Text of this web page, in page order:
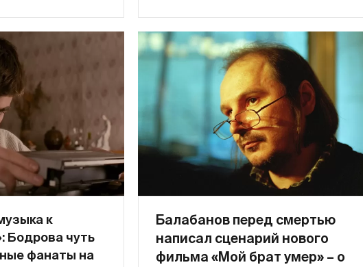
к
Бодрова чуть
фанаты на
Балабанов перед смертью
написал сценарий нового
фильма «Мой брат умер» – о